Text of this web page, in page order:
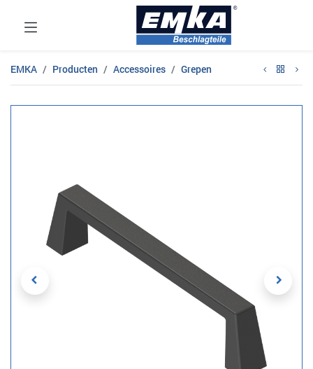
EMKA Producten Accessoires Grepen